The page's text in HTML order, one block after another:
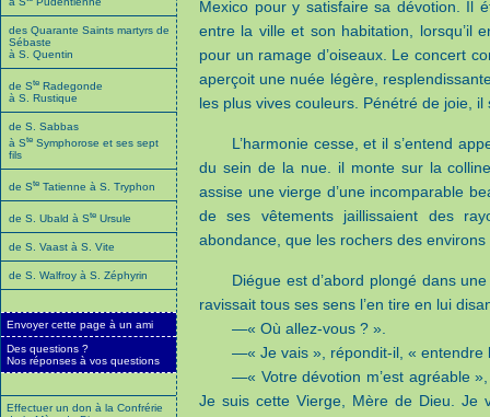
des Quarante Saints martyrs de
Sébaste
à S. Quentin
de Ste Radegonde
à S. Rustique
de S. Sabbas
à Ste Symphorose et ses sept
fils
de Ste Tatienne à S. Tryphon
de S. Ubald à Ste Ursule
de S. Vaast à S. Vite
de S. Walfroy à S. Zéphyrin
Envoyer cette page à un ami
Des questions ?
Nos réponses à vos questions
Effectuer un don à la Confrérie
Mexico pour y satisfaire sa dévotion. Il
entre la ville et son habitation, lorsqu’il
pour un ramage d’oiseaux. Le concert
aperçoit une nuée légère,
les plus vives couleurs. Pénétré de joie,
L’harmonie cesse, et il s’entend
du sein de la nue. il monte sur la
assise une vierge d’une incomparable
de ses vêtements jaillissaient des
abondance, que les rochers des
Diégue est d’abord plongé dans
ravissait tous ses sens l’en tire en lui
—« Où allez-vous ? ».
—« Je vais », répondit-il, « entendre
—« Votre dévotion m’est agréable
Je suis cette Vierge, Mère de Dieu. Je